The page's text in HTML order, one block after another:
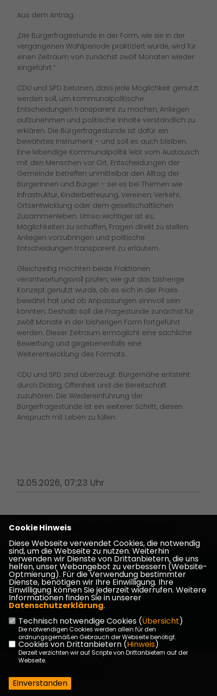
Aus dem Antrag:
Die Bürgerfragestunde in der Form, wie sie in der
vergangenen Wahlperiode praktiziert wurde, wird für
einen Zeitraum von zunächst zwölf Monaten wieder
eingeführt.“
CDU und SPD betonen, dass jede Möglichkeit genutzt
werden soll, um kommunalpolitische
Entscheidungen transparent zu machen, Anliegen
aufzunehmen und politische Inhalte verständlich zu
erklären. Die Bürgerfragestunde ist dafür ein
bewährtes Instrument – und soll es auch bleiben.
Eine lebendige Kommunalpolitik lebt vom Austausch
mit den Menschen vor Ort. Entscheidungen der
Gemeinde betreffen unmittelbar den Alltag der
Bürgerinnen und Bürger – sei es bei Themen wie
Infrastruktur, Kinderbetreuung, Vereinen, Verkehr,
Ortsentwicklung oder dem gesellschaftlichen
Zusammenleben. Umso wichtiger ist es,
Möglichkeiten zu schaffen, Fragen direkt zu stellen,
Anliegen vorzubringen und politische
Entscheidungen transparent zu erläutern.
Gleichzeitig möchten beide Fraktionen
verantwortungsvoll prüfen, wie gut das bisherige
Konzept genutzt wurde, ob es sich in der Praxis
bewährt hat und ob Anpassungen sinnvoll sein
könnten. Deshalb soll die Fragestunde zunächst für
zwölf Monate in der bisherigen Form fortgeführt
werden. Dieser Zeitraum ermöglicht eine sachliche
Bewertung und gegebenenfalls eine
Weiterentwicklung des Formats.
CDU und SPD sind überzeugt: Bürgernähe entsteht
durch Dialog, Offenheit und die Bereitschaft
zuzuhören. Die Wiedereinführung der
Bürgerfragestunde ist ein weiterer Schritt, diesen
Anspruch mit Leben zu füllen.
12.05.2026, 07:23 Uhr
Quelle:
CDU Gemeindeverband Schaafheim
Homepage des CDU Kreisverbandes Darmstadt-
Dieburg
Impressum Datenschutz Kontakt
©2026 CDU Kreisverband
vorbehalten.
Cookie Hinweis
Diese Webseite verwendet Cookies, die notwendig
sind, um die Webseite zu nutzen. Weiterhin
verwenden wir Dienste von Drittanbietern, die uns
helfen, unser Webangebot zu verbessern (Website-
Optmierung). Für die Verwendung bestimmter
Dienste, benötigen wir Ihre Einwilligung. Ihre
Einwilligung können Sie jederzeit widerrufen. Weitere
Informationen finden Sie in unserer
Datenschutzerklärung.
Technisch notwendige Cookies (Übersicht)
Die notwendigen Cookies werden allein für den
ordnungsgemäßen Gebrauch der Webseite benötigt.
Cookies von Drittanbietern (Hinweis)
Derzeit verzichten wir auf Scripte von Drittanbietern auf der
Webseite.
Einverstanden